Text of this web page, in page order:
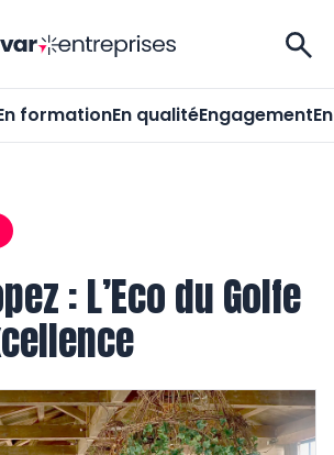
Var-Entreprises
formationEn qualitéEngagement
: L’Eco du Golfe